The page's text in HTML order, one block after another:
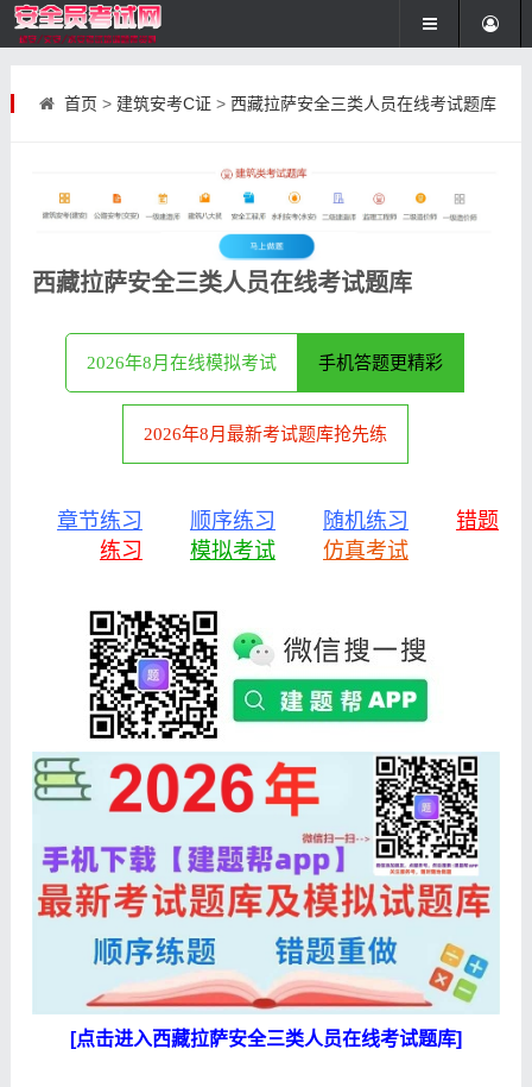
首页 > 建筑安考C证> 西藏拉萨安全三类人员在线考试题库
西藏拉萨安全三类人员在线考试题库
2026年8月在线模拟考试 手机答题更精彩
2026年8月最新考试题库抢先练
章节练习 顺序练习 随机练习
错题
练习
模拟考试 仿真考试
[点击进入西藏拉萨安全三类人员在线考试题库]